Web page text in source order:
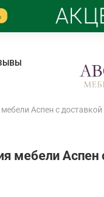
Аспен с
мебели Аспен